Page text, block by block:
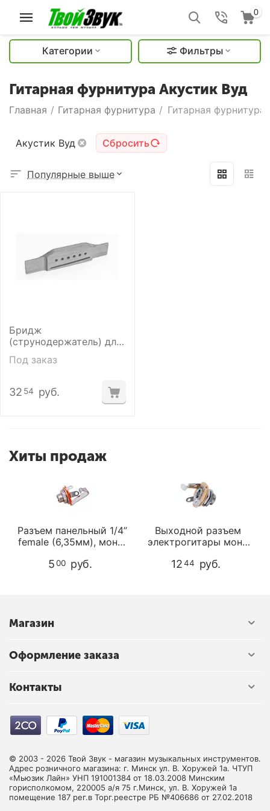
0
Категории Фильтры
Гитарная фурнитура Акустик Вуд
Главная / Гитарная фурнитура / Гитарная фурнитура
Акустик Вуд Сбросить
Популярные выше
Бридж
(струнодержатель) для
акустической гитары
Акустик Вуд AW-
Под заказ
32 54 руб.
Хиты продаж
Разъем панельный 1/4”
female (6,35мм), моно,
5 00 руб.
Выходной разъем
электрогитары моно
1244 руб.
Магазин
Оформление заказа
Контакты
© 2003 - 2026 Твой Звук - магазин музыкальных инструментов.
Адрес розничного магазина: г. Минск ул. В. Хоружей 1а. ЧТУП
«Мьюзик Лайн» УНП 191001384 от 18.03.2008 Минским
горисполкомом, 220005 а/я 75 г.Минск, ул. В. Хоружей 1а
помещение 187 рег.в Торг.реестре РБ №406686 от 27.02.2018